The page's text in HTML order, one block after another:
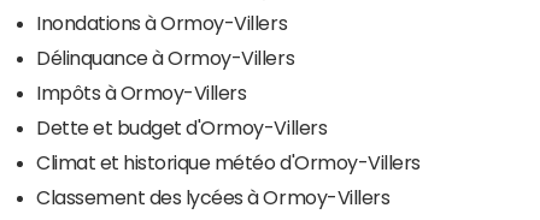
Inondations à Ormoy-Villers
Délinquance à Ormoy-Villers
Impôts à Ormoy-Villers
Dette et budget d'Ormoy-Villers
Climat et historique météo d'Ormoy-Villers
Classement des lycées à Ormoy-Villers